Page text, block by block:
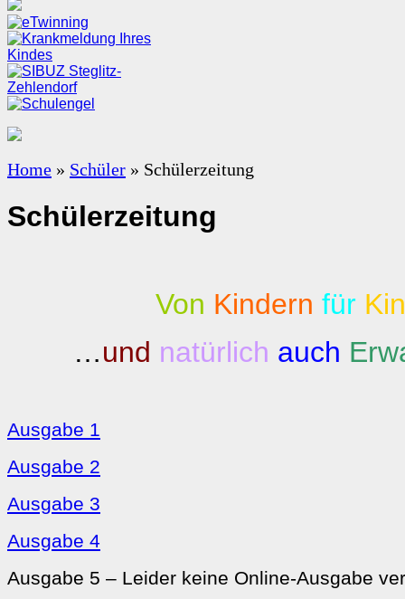
Home » Schüler » Schülerzeitung
Schülerzeitung
Von Kindern für
…und natürlich auch
Ausgabe 1
Ausgabe 2
Ausgabe 3
Ausgabe 4
Ausgabe 5 – Leider keine Online-Ausgabe